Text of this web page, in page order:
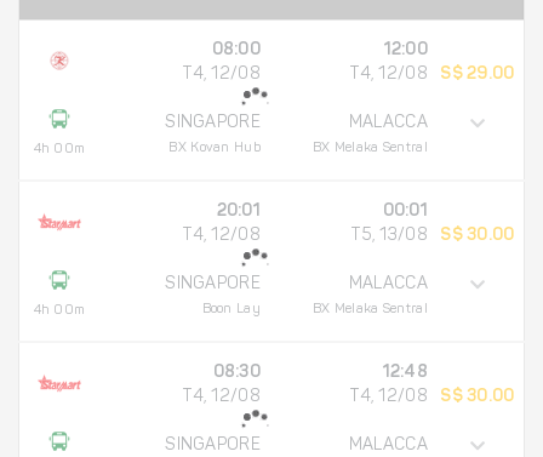
4h 00m
08:00
T4, 12/08
SINGAPORE
BX Kovan Hub
12:00
T4, 12/08
MALACCA
BX Melaka Sentral
S$ 29.00
4h 00m
20:01
T4, 12/08
SINGAPORE
Boon Lay
00:01
T5, 13/08
MALACCA
BX Melaka Sentral
S$ 30.00
08:30
T4, 12/08
SINGAPORE
12:48
T4, 12/08
MALACCA
S$ 30.00